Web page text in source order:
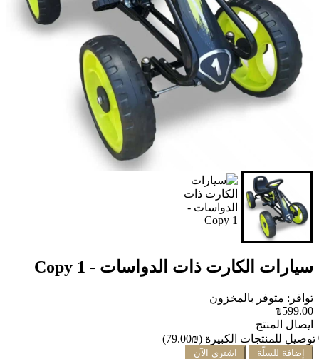
سيارات الكارت ذات الدواسات - Copy 1
توافر: متوفر بالمخزون
₪599.00
ايصال المنتج
توصيل للمنتجات الكبيرة (₪79.00)
إضافة للسلّة اشتري الآن